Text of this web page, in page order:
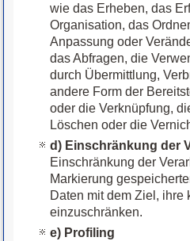
wie das Erheben, das
Organisation, das
Anpassung oder
das Abfragen, die
durch Übermittlung,
andere Form der
oder die Verknüpfung,
Löschen oder die
d) Einschränkung der
Einschränkung der
Markierung
Daten mit dem Ziel, ihre
einzuschränken.
e) Profiling